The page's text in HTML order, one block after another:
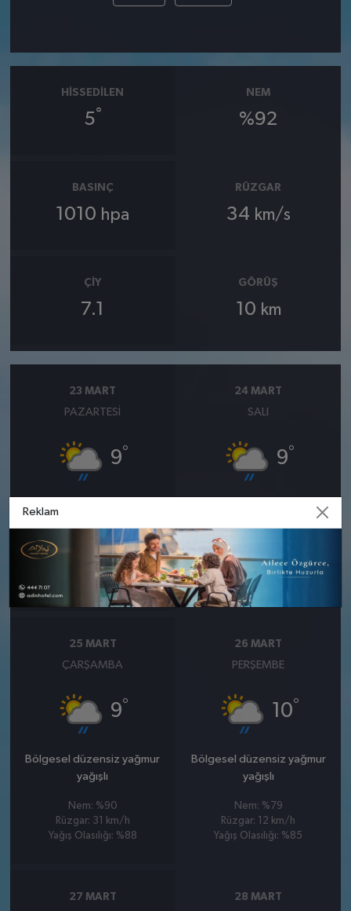
HISSEDILEN
5°
NEM
%92
BASINÇ
1010 hpa
RÜZGAR
34 km/s
ÇIY
7.1
GÖRÜŞ
10 km
23 MART
PAZARTESI
9°
Bölgesel düzensiz yağmur
Nem: %93
Rüzgar: 20 km/h
Yağış Olasılığı: %88
24 MART
SALI
9°
Bölgesel düzensiz yağmur
Rüzgar: 26 km/h
Yağış Olasılığı: %88
25 MART
ÇARŞAMBA
9°
Bölgesel düzensiz yağmur
yağışlı
Nem: %90
Rüzgar: 31 km/h
Yağış Olasılığı: %88
26 MART
PERŞEMBE
10°
Bölgesel düzensiz yağmur
yağışlı
Nem: %79
Rüzgar: 12 km/h
Yağış Olasılığı: %85
27 MART 28 MART
Reklam